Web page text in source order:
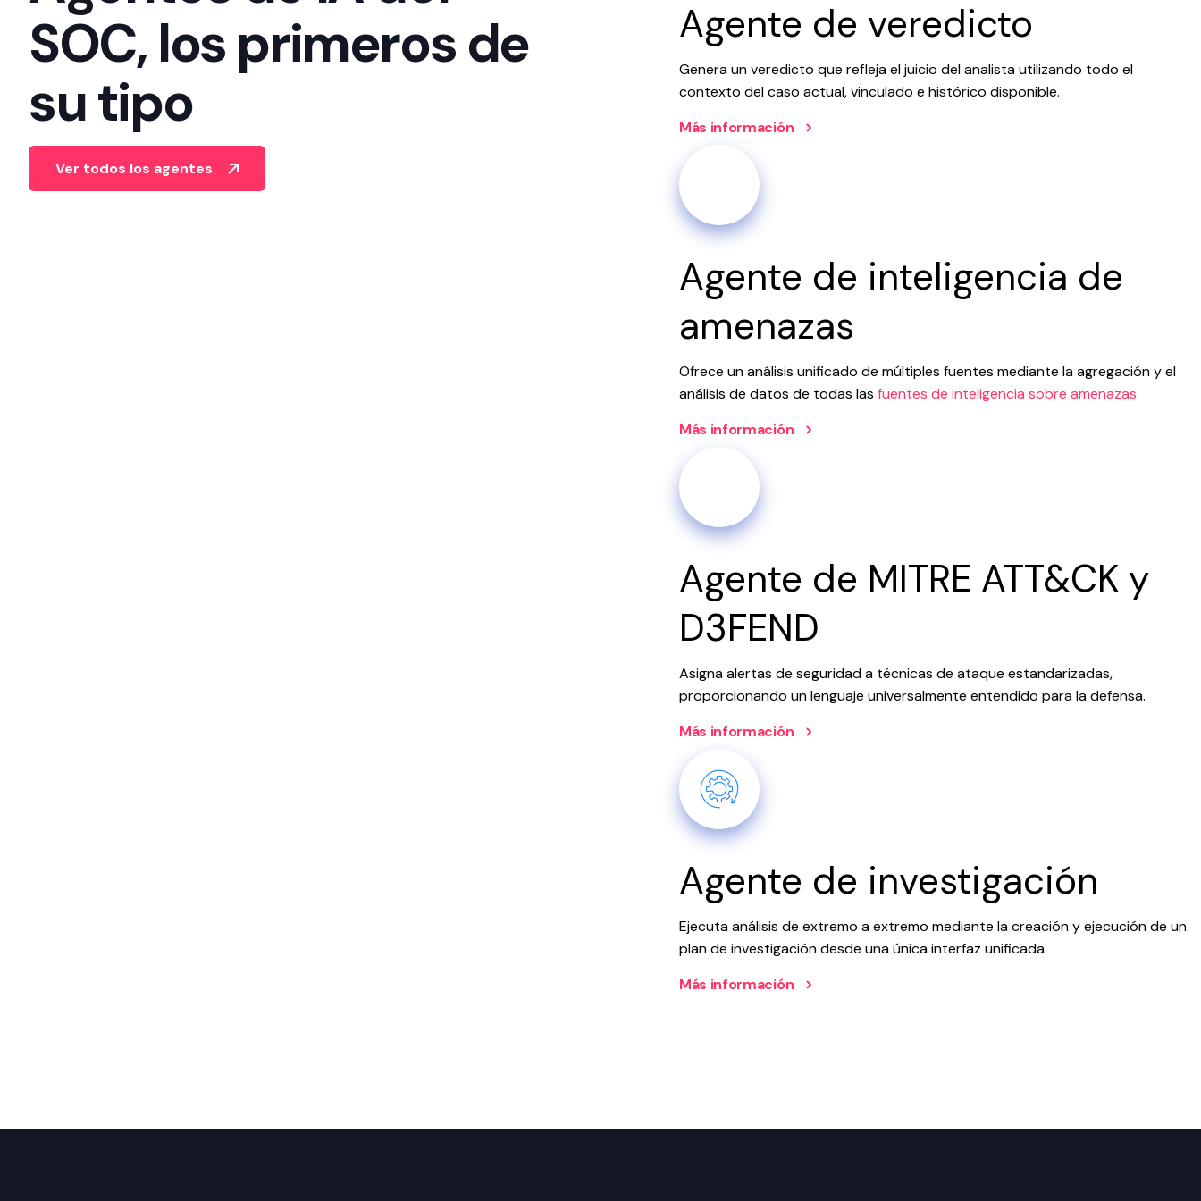
SOC, los primeros de
su tipo
Ver todos los agentes
Agente de veredicto
Genera un veredicto que refleja el juicio del analista utilizando todo el
contexto del caso actual, vinculado e histórico disponible.
Más información
Agente de inteligencia de
amenazas
Ofrece un análisis unificado de múltiples fuentes mediante la agregación y el
análisis de datos de todas las fuentes de inteligencia sobre amenazas.
Más información
Agente de MITRE ATT&CK y
D3FEND
Asigna alertas de seguridad a técnicas de ataque estandarizadas,
proporcionando un lenguaje universalmente entendido para la defensa.
Más información
Agente de investigación
Ejecuta análisis de extremo a extremo mediante la creación y ejecución de un
plan de investigación desde una única interfaz unificada.
Más información